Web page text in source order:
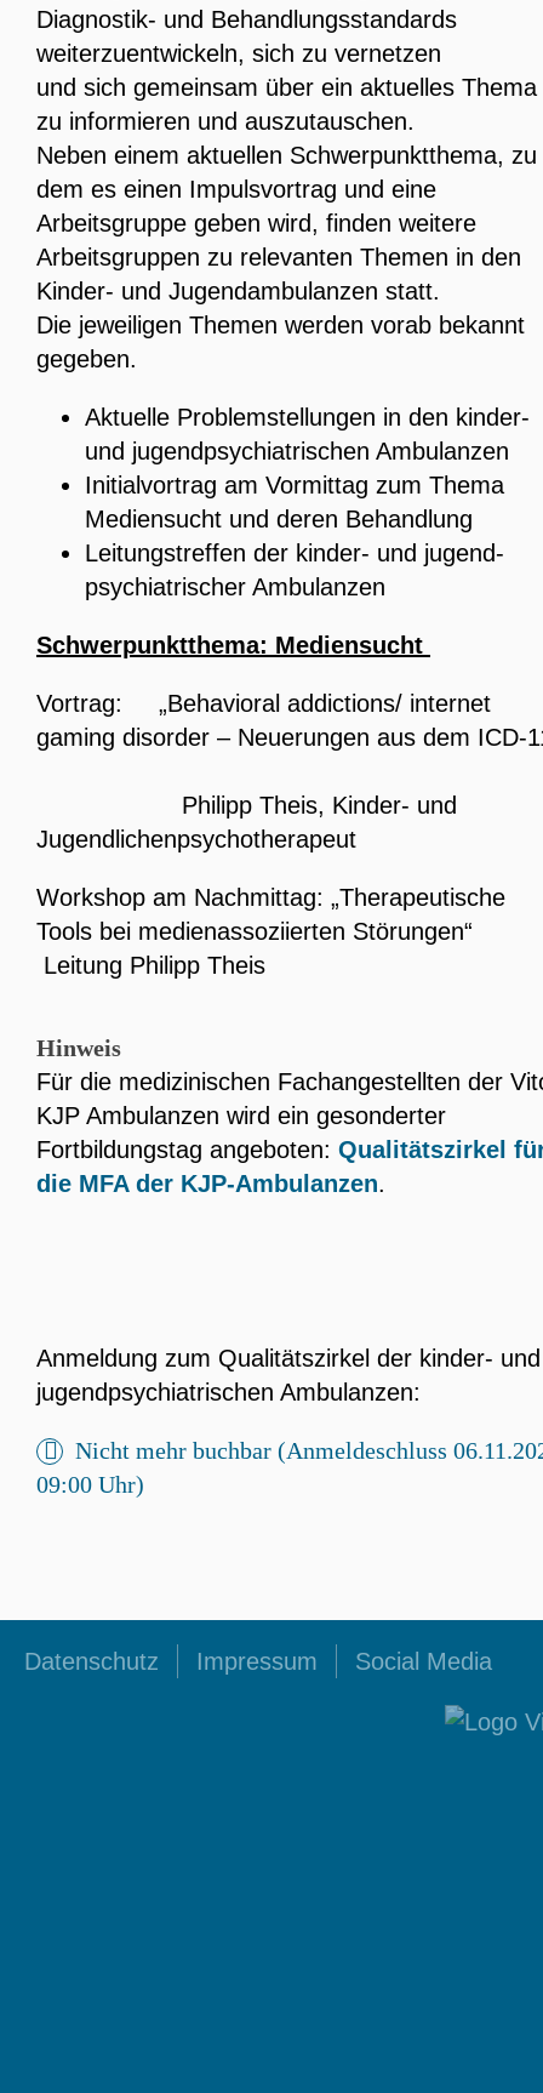
Diagnostik- und Behandlungsstandards
weiterzuentwickeln, sich zu vernetzen
und sich gemeinsam über ein aktuelles Thema
zu informieren und auszutauschen.
Neben einem aktuellen Schwerpunktthema, zu
dem es einen Impulsvortrag und eine
Arbeitsgruppe geben wird, finden weitere
Arbeitsgruppen zu relevanten Themen in den
Kinder- und Jugendambulanzen statt.
Die jeweiligen Themen werden vorab bekannt
gegeben.
Aktuelle Problemstellungen in den kinder-
und jugendpsychiatrischen Ambulanzen
Initialvortrag am Vormittag zum Thema
Mediensucht und deren Behandlung
Leitungstreffen der kinder- und jugend-
psychiatrischer Ambulanzen
Schwerpunktthema: Mediensucht
Vortrag: „Behavioral addictions/ internet
gaming disorder – Neuerungen aus dem ICD-
Philipp Theis, Kinder- und
Jugendlichenpsychotherapeut
Workshop am Nachmittag: „Therapeutische
Tools bei medienassoziierten Störungen“
Leitung Philipp Theis
Hinweis
Für die medizinischen Fachangestellten der
KJP Ambulanzen wird ein gesonderter
Fortbildungstag angeboten: Qualitätszirkel
die MFA der KJP-Ambulanzen.
Anmeldung zum Qualitätszirkel der kinder- und
jugendpsychiatrischen Ambulanzen:
Nicht mehr buchbar (Anmeldeschluss
09:00 Uhr)
Datenschutz Impressum Social Media